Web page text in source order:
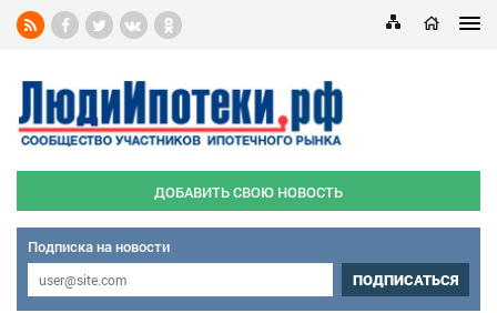
ДОБАВИТЬ СВОЮ НОВОСТЬ
Подписка на новости
ПОДПИСАТЬСЯ